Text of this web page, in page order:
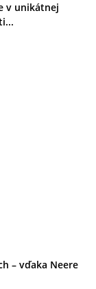
v unikátnej
– vďaka Neere